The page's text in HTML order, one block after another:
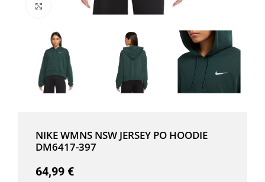
Μεγέθυνση
NIKE WMNS NSW JERSEY PO HOODIE
DM6417-397
64,99 €